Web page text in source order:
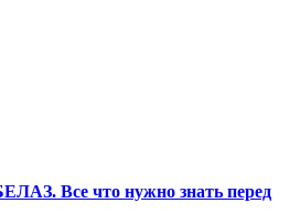
Все что нужно знать перед